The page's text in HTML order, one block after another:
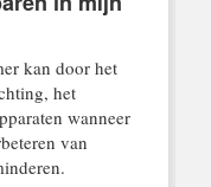
kan door het
het
wanneer
van